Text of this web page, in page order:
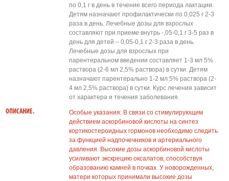
по 0,1 г в день в течение всего периода лактации.
Детям назначают профилактически по 0,025 г 2-3
раза в день. Лечебные дозы для взрослых
составляют при приеме внутрь -,05-0,1 г 3-5 раз в
день для детей – 0,05-0,1 г 2-3 раза в день.
Лечебные дозы для взрослых при
парентеральном введении составляет 1-3 мл 5%
раствора (2-6 мл 2,5% раствора) в сутки. Детям
назначают парентерально 1-2 мл 5% раствора (2-
4 мл 2,5% раствора) в сутки. Курс лечения зависит
от характера и течения заболевания.
ОПИСАНИЕ.
Особые указания: В связи со стимулирующим
действием аскорбиновой кислоты на синтез
кортикостероидных гормонов необходимо следить
за функцией надпочечников и артериального
давления. Высокие дозы аскорбиновой кислоты
усиливают экскрецию оксалатов, способствуя
образованию камней в почках. У новорожденных,
матери которых принимали высокие дозы